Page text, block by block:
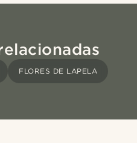
FLORES DE LAPELA